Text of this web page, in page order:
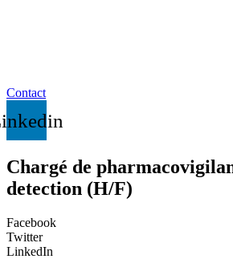
Contact
Chargé de
detection (H/F)
Facebook
Twitter
LinkedIn